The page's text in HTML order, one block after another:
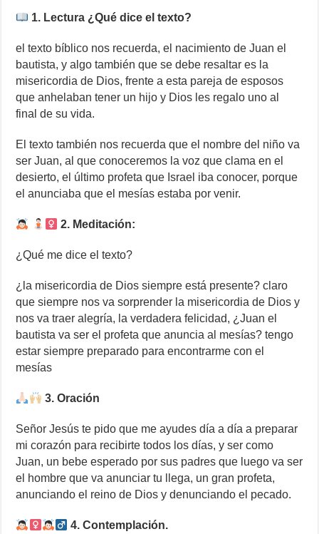
1. Lectura ¿Qué dice el texto?
el texto bíblico nos recuerda, el nacimiento de Juan el
bautista, y algo también que se debe resaltar es la
misericordia de Dios, frente a esta pareja de esposos
que anhelaban tener un hijo y Dios les regalo uno al
final de su vida.
El texto también nos recuerda que el nombre del niño va
ser Juan, al que conoceremos la voz que clama en el
desierto, el último profeta que Israel iba conocer, porque
el anunciaba que el mesías estaba por venir.
2. Meditación:
¿Qué me dice el texto?
¿la misericordia de Dios siempre está presente? claro
que siempre nos va sorprender la misericordia de Dios y
nos va traer alegría, la verdadera felicidad, ¿Juan el
bautista va ser el profeta que anuncia al mesías? tengo
estar siempre preparado para encontrarme con el
mesías
3. Oración
Señor Jesús te pido que me ayudes día a día a preparar
mi corazón para recibirte todos los días, y ser como
Juan, un bebe esperado por sus padres que luego va ser
el hombre que va anunciar tu llega, un gran profeta,
anunciando el reino de Dios y denunciando el pecado.
4. Contemplación.